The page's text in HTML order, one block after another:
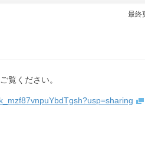
最終
覧ください。